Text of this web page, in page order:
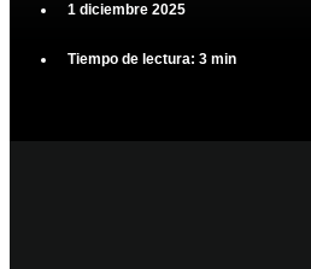
1 diciembre 2025
Tiempo de lectura: 3 min